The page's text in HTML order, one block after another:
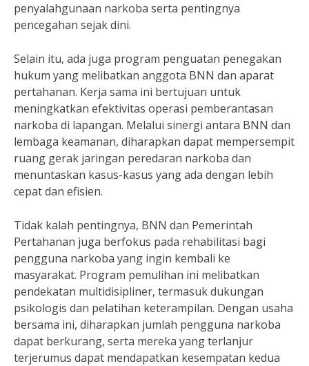
penyalahgunaan narkoba serta pentingnya
pencegahan sejak dini.
Selain itu, ada juga program penguatan penegakan
hukum yang melibatkan anggota BNN dan aparat
pertahanan. Kerja sama ini bertujuan untuk
meningkatkan efektivitas operasi pemberantasan
narkoba di lapangan. Melalui sinergi antara BNN dan
lembaga keamanan, diharapkan dapat mempersempit
ruang gerak jaringan peredaran narkoba dan
menuntaskan kasus-kasus yang ada dengan lebih
cepat dan efisien.
Tidak kalah pentingnya, BNN dan Pemerintah
Pertahanan juga berfokus pada rehabilitasi bagi
pengguna narkoba yang ingin kembali ke
masyarakat. Program pemulihan ini melibatkan
pendekatan multidisipliner, termasuk dukungan
psikologis dan pelatihan keterampilan. Dengan usaha
bersama ini, diharapkan jumlah pengguna narkoba
dapat berkurang, serta mereka yang terlanjur
terjerumus dapat mendapatkan kesempatan kedua